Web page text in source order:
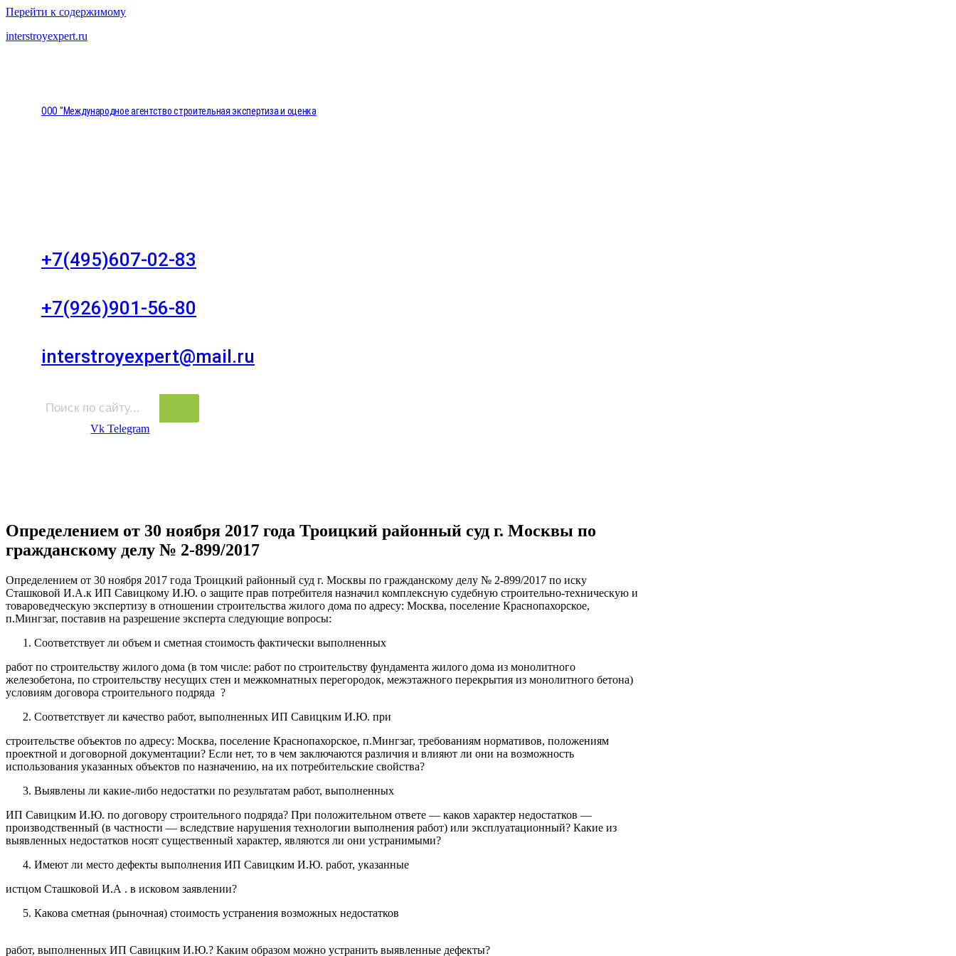
Перейти к содержимому
interstroyexpert.ru
ООО "Международное агентство строительная экспертиза и оценка
+7(495)607-02-83
+7(926)901-56-80
interstroyexpert@mail.ru
Vk Telegram
Определением от 30 ноября 2017 года Троицкий районный суд г. Москвы по
гражданскому делу № 2-899/2017
Определением от 30 ноября 2017 года Троицкий районный суд г. Москвы по гражданскому делу № 2-899/2017 по иску
Сташковой И.А.к ИП Савицкому И.Ю. о защите прав потребителя назначил комплексную судебную строительно-­техническую и
товароведческую экспертизу в отношении строительства жилого дома по адресу: Москва, поселение Краснопахорское,
п.Мингзаг, поставив на разрешение эксперта следующие вопросы:
Соответствует ли объем и сметная стоимость фактически выполненных
работ по строительству жилого дома (в том числе: работ по строительству фундамента жилого дома из монолитного
железобетона, по строительству несущих стен и межкомнатных перегородок, межэтажного перекрытия из монолитного бетона)
условиям договора строительного подряда ?
Соответствует ли качество работ, выполненных ИП Савицким И.Ю. при
строительстве объектов по адресу: Москва, поселение Краснопахорское, п.Мингзаг, требованиям нормативов, положениям
проектной и договорной документации? Если нет, то в чем заключаются различия и влияют ли они на возможность
использования указанных объектов по назначению, на их потребительские свойства?
Выявлены ли какие-либо недостатки по результатам работ, выполненных
ИП Савицким И.Ю. по договору строительного подряда? При положительном ответе — каков характер недостатков —
производственный (в частности — вследствие нарушения технологии выполнения работ) или эксплуатационный? Какие из
выявленных недостатков носят существенный характер, являются ли они устранимыми?
Имеют ли место дефекты выполнения ИП Савицким И.Ю. работ, указанные
истцом Сташковой И.А . в исковом заявлении?
Какова сметная (рыночная) стоимость устранения возможных недостатков
работ, выполненных ИП Савицким И.Ю.? Каким образом можно устранить выявленные дефекты?